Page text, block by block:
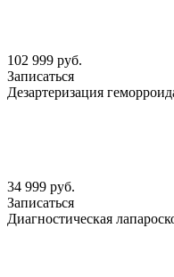
102 999 руб.
Записаться
Дезартеризация
34 999 руб.
Записаться
Диагностическая